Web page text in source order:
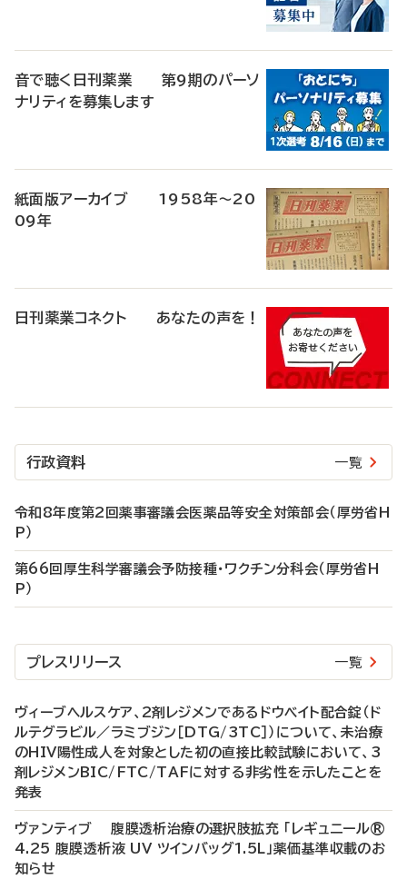
音で聴く日刊薬業 第9期のパーソ
ナリティを募集します
紙面版アーカイブ 1958年～20
09年
日刊薬業コネクト あなたの声を！
行政資料 一覧
令和8年度第2回薬事審議会医薬品等安全対策部会（厚労省H
P）
第66回厚生科学審議会予防接種・ワクチン分科会（厚労省H
P）
プレスリリース 一覧
ヴィーブヘルスケア、2剤レジメンであるドウベイト配合錠（ド
ルテグラビル／ラミブジン［DTG/3TC］）について、未治療
のHIV陽性成人を対象とした初の直接比較試験において、3
剤レジメンBIC/FTC/TAFに対する非劣性を示したことを
発表
ヴァンティブ 腹膜透析治療の選択肢拡充 「レギュニール®
4.25 腹膜透析液 UV ツインバッグ1.5L」薬価基準収載のお
知らせ